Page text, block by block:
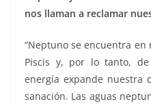
nos llaman a reclamar
“Neptuno se encuentra
Piscis y, por lo tanto,
energía expande nuestra
sanación. Las aguas